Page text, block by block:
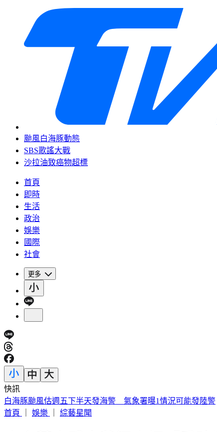
颱風白海豚動態
SBS歌謠大戰
沙拉油致癌物超標
首頁
即時
生活
政治
娛樂
國際
社會
更多
快訊
白海豚颱風估週五下半天發海警 氣象署曝1情況可能發陸警
首頁
娛樂 綜藝星聞